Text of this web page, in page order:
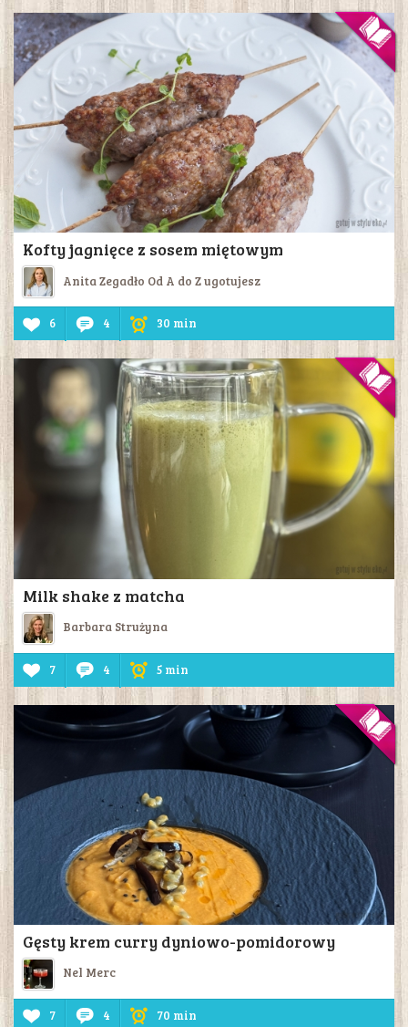
Kofty jagnięce z sosem miętowym
Anita Zegadło Od A do Z ugotujesz
6 4 30 min
Milk shake z matcha
Barbara Strużyna
7 4 5 min
Gęsty krem curry dyniowo-pomidorowy
Nel Merc
7 4 70 min